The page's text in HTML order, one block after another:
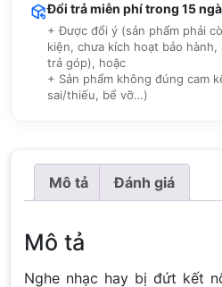
Đổi trả miễn phí trong 15
+ Được đổi ý (sản phẩm phải
kiện, chưa kích hoạt bảo
trả góp), hoặc
+ Sản phẩm không đúng cam
sai/thiếu, bể vỡ…)
Mô tả Đánh giá
Mô tả
Nghe nhạc hay bị đứt kết